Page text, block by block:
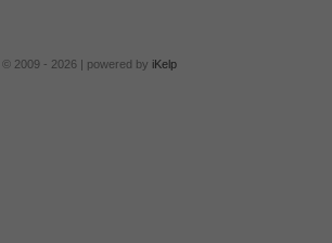
© 2009 - 2026 | powered by iKelp